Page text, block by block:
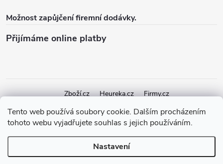
Tento web používá soubory cookie. Dalším procházením
tohoto webu vyjadřujete souhlas s jejich používáním.
Nastavení
Možnost zapůjčení firemní dodávky.
Přijímáme online platby
Zboží.cz Heureka.cz Firmy.cz
nastavení cookies